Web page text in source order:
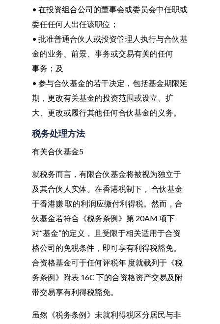
• 在投资组合公司的董事会或委员会中任职或
委任任何人出任该职位；
• 批准普通合伙人或投资管理人执行与合伙基
金的业务、前景、事务或交易有关的任何
事务；及
• 参与合伙基金的若干决定，包括基金期限延
期，更改有关基金的投资范围或设立、扩
大、更改或履行其他任何合伙基金的义务。
税务处理方法
有关合伙基金5
就税务而言，有限合伙基金将被视为独立于
及其合伙人实体。在香港税制下， 合伙基金
于香港赚 取的利润应缴付利得税。然而，合
伙基金若符合《税务条例》第 20AM 项下
对“基金”的定义， 且受限于相关适用于合资
格公司的免税条件，即可享有利得税豁免。
合资格基金可于任何评税年 度就载列于《税
务条例》附表 16C 下的合资格资产交易及附
带交易享有利得税豁免。
虽然《税务条例》未就利得税区分居民与非